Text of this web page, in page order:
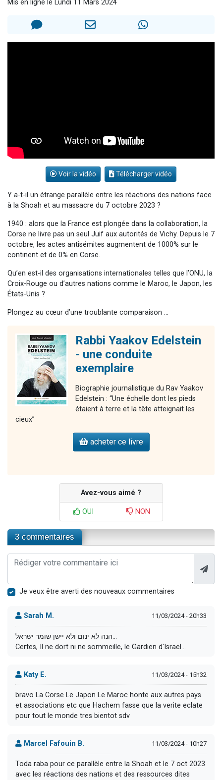
Mis en ligne le Lundi 11 Mars 2024
Voir la vidéo Télécharger vidéo
Y a-t-il un étrange parallèle entre les réactions des nations face
à la Shoah et au massacre du 7 octobre 2023 ?
1940 : alors que la France est plongée dans la collaboration, la
Corse ne livre pas un seul Juif aux autorités de Vichy. Depuis le 7
octobre, les actes antisémites augmentent de 1000% sur le
continent et de 0% en Corse.
Qu’en est-il des organisations internationales telles que l’ONU, la
Croix-Rouge ou d’autres nations comme le Maroc, le Japon, les
États-Unis ?
Plongez au cœur d’une troublante comparaison …
Rabbi Yaakov Edelstein
- une conduite
exemplaire
Biographie journalistique du Rav Yaakov
Edelstein : “Une échelle dont les pieds
étaient à terre et la tête atteignait les
cieux”
acheter ce livre
Avez-vous aimé ?
OUI NON
3 commentaires
Je veux être averti des nouveaux commentaires
Sarah M. 11/03/2024 - 20h33
הנה לא ינום ולא יישן שומר ישראל...
Certes, Il ne dort ni ne sommeille, le Gardien d'Israël...
Katy E. 11/03/2024 - 15h32
bravo La Corse Le Japon Le Maroc honte aux autres pays
et associations etc que Hachem fasse que la verite eclate
pour tout le monde tres bientot sdv
Marcel Fafouin B. 11/03/2024 - 10h27
Toda raba pour ce parallèle entre la Shoah et le 7 oct 2023
avec les réactions des nations et des ressources dites